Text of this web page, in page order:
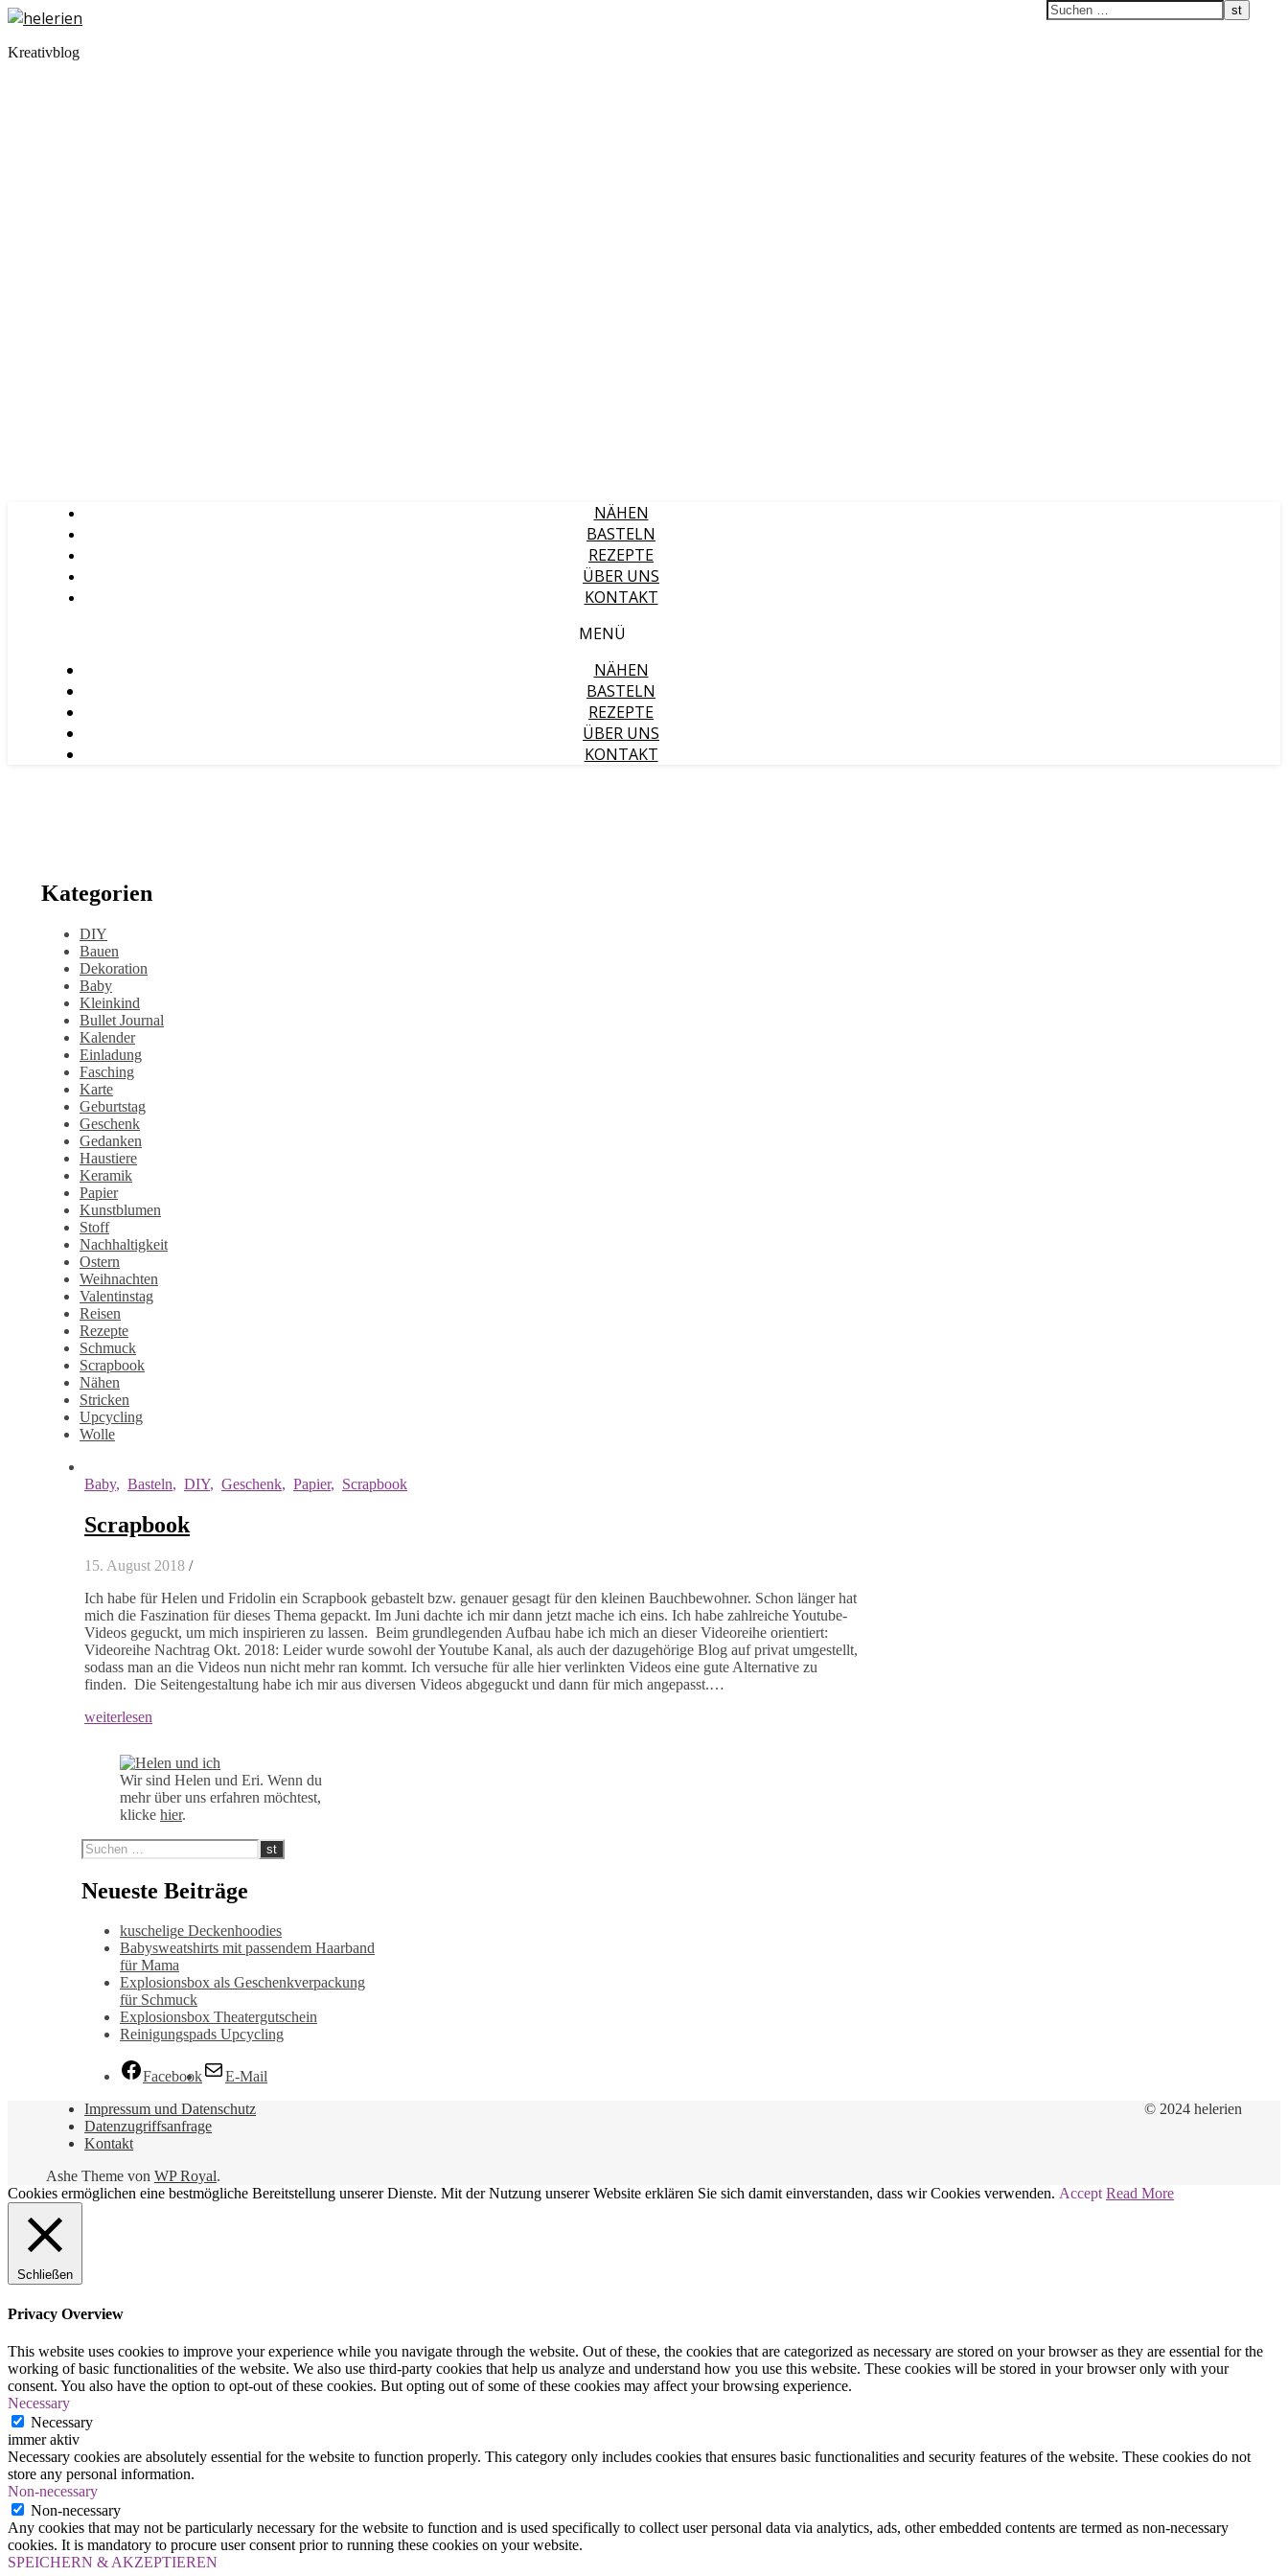
Kreativblog
NÄHEN
BASTELN
REZEPTE
ÜBER UNS
KONTAKT
MENÜ
NÄHEN
BASTELN
REZEPTE
ÜBER UNS
KONTAKT
Kategorien
DIY
Bauen
Dekoration
Baby
Kleinkind
Bullet Journal
Kalender
Einladung
Fasching
Karte
Geburtstag
Geschenk
Gedanken
Haustiere
Keramik
Papier
Kunstblumen
Stoff
Nachhaltigkeit
Ostern
Weihnachten
Valentinstag
Reisen
Rezepte
Schmuck
Scrapbook
Nähen
Stricken
Upcycling
Wolle
Baby, Basteln, DIY, Geschenk, Papier, Scrapbook
Scrapbook
15. August 2018 /
Ich habe für Helen und Fridolin ein Scrapbook gebastelt bzw. genauer gesagt für den kleinen Bauchbewohner. Schon länger hat
mich die Faszination für dieses Thema gepackt. Im Juni dachte ich mir dann jetzt mache ich eins. Ich habe zahlreiche Youtube-
Videos geguckt, um mich inspirieren zu lassen. Beim grundlegenden Aufbau habe ich mich an dieser Videoreihe orientiert:
Videoreihe Nachtrag Okt. 2018: Leider wurde sowohl der Youtube Kanal, als auch der dazugehörige Blog auf privat umgestellt,
sodass man an die Videos nun nicht mehr ran kommt. Ich versuche für alle hier verlinkten Videos eine gute Alternative zu
finden. Die Seitengestaltung habe ich mir aus diversen Videos abgeguckt und dann für mich angepasst.…
weiterlesen
Wir sind Helen und Eri. Wenn du
mehr über uns erfahren möchtest,
klicke hier.
Neueste Beiträge
kuschelige Deckenhoodies
Babysweatshirts mit passendem Haarband
für Mama
Explosionsbox als Geschenkverpackung
für Schmuck
Explosionsbox Theatergutschein
Reinigungspads Upcycling
Facebook
E-Mail
© 2024 helerien
Impressum und Datenschutz
Datenzugriffsanfrage
Kontakt
Ashe Theme von WP Royal.
Cookies ermöglichen eine bestmögliche Bereitstellung unserer Dienste. Mit der Nutzung unserer Website erklären Sie sich damit einverstanden, dass wir Cookies verwenden. Accept Read More
Schließen
Privacy Overview
This website uses cookies to improve your experience while you navigate through the website. Out of these, the cookies that are categorized as necessary are stored on your browser as they are essential for the
working of basic functionalities of the website. We also use third-party cookies that help us analyze and understand how you use this website. These cookies will be stored in your browser only with your
consent. You also have the option to opt-out of these cookies. But opting out of some of these cookies may affect your browsing experience.
Necessary
Necessary
immer aktiv
Necessary cookies are absolutely essential for the website to function properly. This category only includes cookies that ensures basic functionalities and security features of the website. These cookies do not
store any personal information.
Non-necessary
Non-necessary
Any cookies that may not be particularly necessary for the website to function and is used specifically to collect user personal data via analytics, ads, other embedded contents are termed as non-necessary
cookies. It is mandatory to procure user consent prior to running these cookies on your website.
SPEICHERN & AKZEPTIEREN